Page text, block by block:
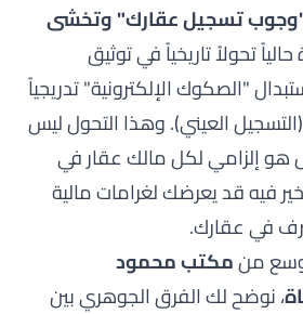
تسجيل عقارك" وتخشى
تحولاً تاريخياً في توثيق
"الصكوك الإلكترونية" تدريجياً
العيني). وهذا التحول ليس
هو إلزامي لكل مالك عقار في
فيه قد يعرضك لغرامات مالية
في عقارك.
منمكتب محمود
، نوضح لك الفرق الجوهري بين